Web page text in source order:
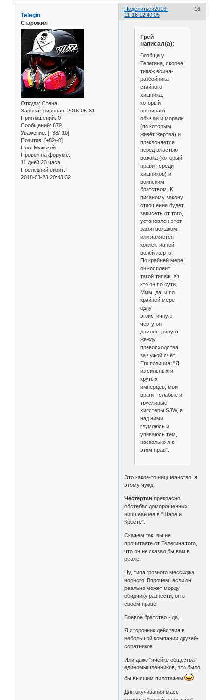
Поделиться 16
2016-
11-16 12:40:05
Telegin
Старожил
Откуда: Стена
Зарегистрирован: 2016-05-31
Приглашений: 0
Сообщений: 679
Уважение: [+38/-10]
Позитив: [+82/-0]
Пол: Мужской
Провел на форуме:
11 дней 23 часа
Последний визит:
2018-03-23 20:43:32
Грей
написал(а):
Вообще у
Телегина, скорее,
типаж воина-
разбойника -
стайного
хищника,
который
презирает
обычаи и мораль
(по которым
живёт жертва) и
преклоняется
перед властью
вожака (который
правит среди
хищников) и
воинским
братством. К
писаному закону
отношение будет
зависеть от того,
установлен этот
закон вожаком,
или является
коллективной
волей жертв.
По крайней мере,
он косплеит
такой типаж. Хз,
кто он по сути.
Ммм, да, и по
крайней мере
одну
эгоистичную
черту он
демонстрирует -
жажду
превосходства
за чужой счёт.
Его позиция: "Я
из сильных и
крутых
имперцев, мои
враги - слабые и
трусливые
хипстеры SJW, я
над ними
глумлюсь и
упиваюсь тем,
насколько я в
этом прав".
Это какое-то ницшеанство, я
этому чужд.
Честертонпрекрасно
обстебал доморощенных
ницшеанцев в "Шаре и
Кресте".
Скажем так, вы не
прочитаете от Телегина того,
что он не сказал бы вам в
реале.
Ну, типа грозного мессиджа
норного. Впрочем, если он
реально может морду
обидчику разнести, он в
своём праве.
Боевое братство - да.
Я сторонник действия в
небольшой компании друзей-
соратников.
Или даже "ячейке общества"
единомышленников, это было
бы высшим пилотажем
Для окучивания масс